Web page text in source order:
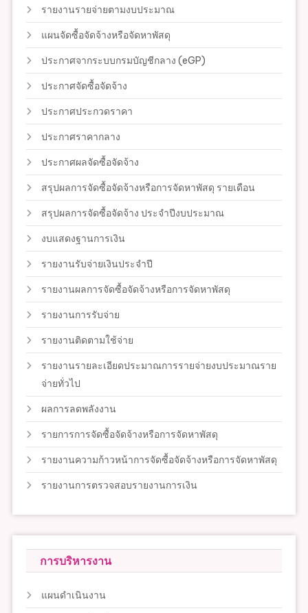
รายงานรายจ่ายตามงบประมาณ
แผนจัดซื้อจัดจ้างหรือจัดหาพัสดุ
ประกาศจากระบบกรมบัญชีกลาง (eGP)
ประกาศจัดซื้อจัดจ้าง
ประกาศประกวดราคา
ประกาศราคากลาง
ประกาศผลจัดซื้อจัดจ้าง
สรุปผลการจัดซื้อจัดจ้างหรือการจัดหาพัสดุ รายเดือน
สรุปผลการจัดซื้อจัดจ้าง ประจำปีงบประมาณ
งบแสดงฐานการเงิน
รายงานรับจ่ายเงินประจำปี
รายงานผลการจัดซื้อจัดจ้างหรือการจัดหาพัสดุ
รายงานการรับจ่าย
รายงานติดตามใช้จ่าย
รายงานรายละเอียดประมาณการรายจ่ายงบประมาณราย
จ่ายทั่วไป
ผลการลดพลังงาน
รายการการจัดซื้อจัดจ้างหรือการจัดหาพัสดุ
รายงานความก้าวหน้าการจัดซื้อจัดจ้างหรือการจัดหาพัสดุ
รายงานการตรวจสอบรายงานการเงิน
การบริหารงาน
แผนดำเนินงาน